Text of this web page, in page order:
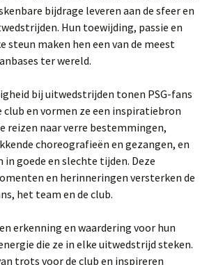
bijdrage leveren aan de sfeer en
Hun toewijding, passie en
steun maken hen een van de meest
ter wereld.
bij uitwedstrijden tonen PSG-fans
club en vormen ze een inspiratiebron
reizen naar verre bestemmingen,
choreografieën en gezangen, en
goede en slechte tijden. Deze
en herinneringen versterken de
het team en de club.
erkenning en waardering voor hun
die ze in elke uitwedstrijd steken.
trots voor de club en inspireren